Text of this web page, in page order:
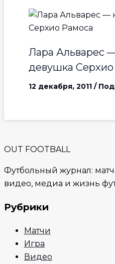
Лара Альварес
девушка
12 декабря, 2011 /
OUT FOOTBALL
Футбольный журнал:
видео, медиа и жизнь
Рубрики
Матчи
Игра
Видео